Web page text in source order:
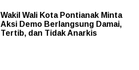
Wakil Wali Kota Pontianak Minta
Aksi Demo Berlangsung Damai,
Tertib, dan Tidak Anarkis